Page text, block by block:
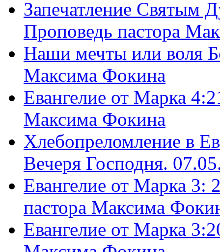
Запечатление Святым
Проповедь пастора
Наши мечты или воля
Максима Фокина
Евангелие от Марка
Максима Фокина
Хлебопреломление в
Вечеря Господня.
Евангелие от Марка 3:
пастора Максима
Евангелие от Марка